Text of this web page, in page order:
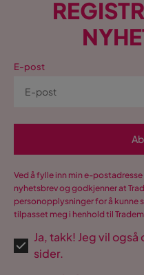
E-post
Ved å fylle inn min e-
nyhetsbrev og godkjenner at
personopplysninger for å kunne
tilpasset meg i henhold til
Ja, takk! Jeg vil
sider.